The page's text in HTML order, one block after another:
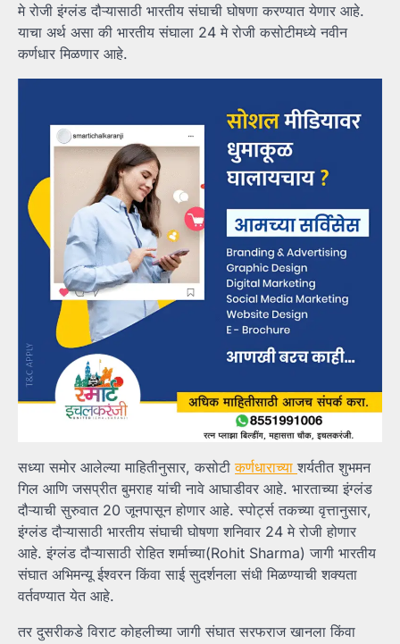
मे रोजी इंग्लंड दौऱ्यासाठी भारतीय संघाची घोषणा करण्यात येणार आहे.
याचा अर्थ असा की भारतीय संघाला 24 मे रोजी कसोटीमध्ये नवीन
कर्णधार मिळणार आहे.
सध्या समोर आलेल्या माहितीनुसार, कसोटीकर्णधाराच्या शर्यतीत शुभमन
गिल आणि जसप्रीत बुमराह यांची नावे आघाडीवर आहे. भारताच्या इंग्लंड
दौऱ्याची सुरुवात 20 जूनपासून होणार आहे. स्पोर्ट्स तकच्या वृत्तानुसार,
इंग्लंड दौऱ्यासाठी भारतीय संघाची घोषणा शनिवार 24 मे रोजी होणार
आहे. इंग्लंड दौऱ्यासाठी रोहित शर्माच्या(Rohit Sharma) जागी भारतीय
संघात अभिमन्यू ईश्वरन किंवा साई सुदर्शनला संधी मिळण्याची शक्यता
वर्तवण्यात येत आहे.
तर दुसरीकडे विराट कोहलीच्या जागी संघात सरफराज खानला किंवा